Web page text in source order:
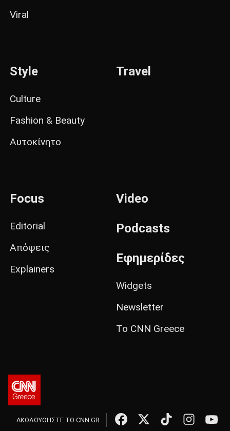
Viral
Style
Culture
Fashion & Beauty
Αυτοκίνητο
Travel
Focus
Editorial
Απόψεις
Explainers
Video
Podcasts
Εφημερίδες
Widgets
Newsletter
Το CNN Greece
ΑΚΟΛΟΥΘΗΣΤΕ ΤΟ CNN.GR